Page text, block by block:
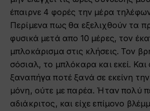
έπαιρνε 4 φορές την μέρα
Περίμενα πως θα εξελιχθούν τα
φυσικά μετά απο 10 μέρες, τον
μπλοκάρισμα στις κλήσεις. Τον
σόσιαλ, το μπλόκαρα και εκεί. Και
ξαναπήγα ποτέ ξανά σε εκείνη
μόνη, ούτε με παρέα. Ήταν πολύ
αδιάκριτος, και είχε επίμονο